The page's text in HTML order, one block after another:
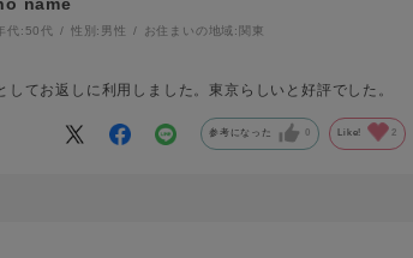
name
代: 50代 性別: 男性 お住まいの地域: 関東
してお返しに利用しました。東京らしいと好評でした。
参考になった 0 Like! 2